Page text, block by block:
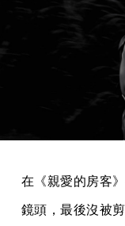
在《親愛的房客
鏡頭，最後沒被